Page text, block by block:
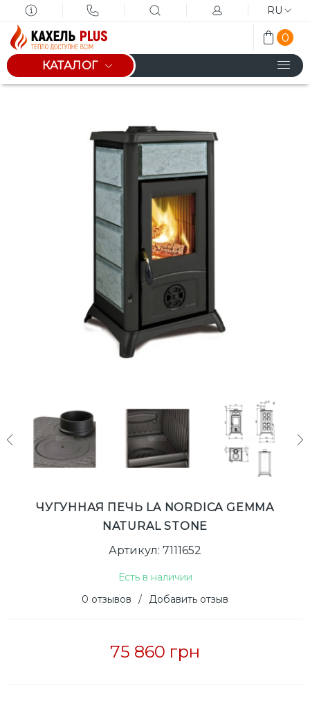
RU
0
КАТАЛОГ
next
ЧУГУННАЯ ПЕЧЬ LA NORDICA GEMMA
NATURAL STONE
Артикул: 7111652
Есть в наличии
0 отзывов
/ Добавить отзыв
75 860 грн